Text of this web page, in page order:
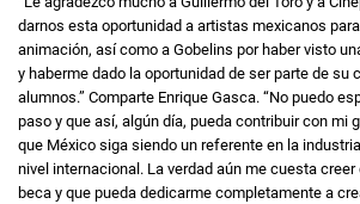
darnos esta oportunidad a artistas mexicanos
animación, así como a Gobelins por haber visto
y haberme dado la oportunidad de ser parte de su
alumnos.” Comparte Enrique Gasca. “No puedo
paso y que así, algún día, pueda contribuir con mi
que México siga siendo un referente en la
nivel internacional. La verdad aún me cuesta
beca y que pueda dedicarme completamente a